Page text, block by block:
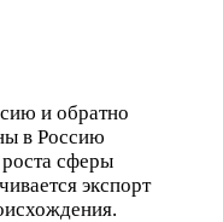
и обратно
в Россию
сферы
экспорт